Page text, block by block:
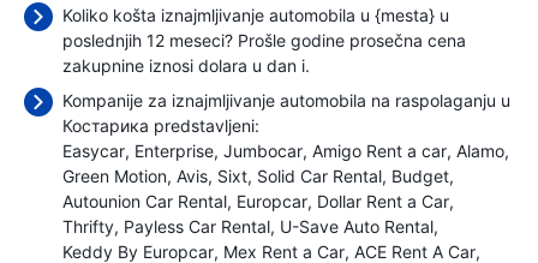
Koliko košta iznajmljivanje automobila u {mesta} u
poslednjih 12 meseci? Prošle godine prosečna cena
zakupnine iznosi dolara u dan i.
Kompanije za iznajmljivanje automobila na raspolaganju u
Костарика predstavljeni:
Easycar Enterprise Jumbocar Amigo Rent a car Alamo
Green Motion Avis Sixt Solid Car Rental Budget
Autounion Car Rental Europcar Dollar Rent a Car
Thrifty Payless Car Rental U-Save Auto Rental
Keddy By Europcar Mex Rent a Car ACE Rent A Car